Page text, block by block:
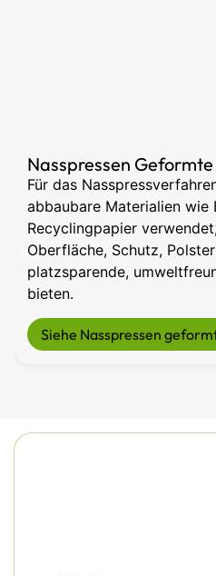
Nasspressen
Für das
abbaubare Materialien wie
Recyclingpapier
Oberfläche, Schutz,
platzsparende,
bieten.
Siehe Nasspressen